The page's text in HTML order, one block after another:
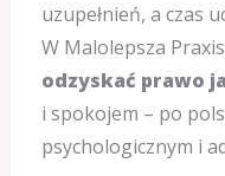
uzupełnień, a czas
W Malolepsza
odzyskać prawo
i spokojem – po
psychologicznym i